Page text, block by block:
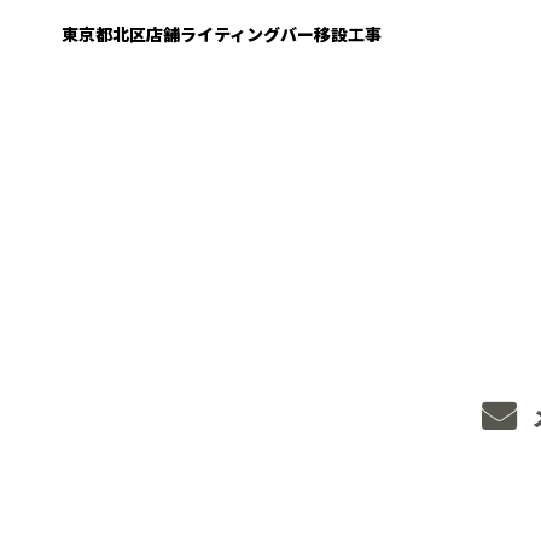
東京都北区店舗ライティングバー移設工事